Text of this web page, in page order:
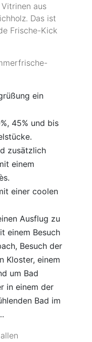
aus
Das ist
Frische-Kick
ein
45% und bis
zusätzlich
einem
einer coolen
Ausflug zu
einem Besuch
Besuch der
Kloster, einem
um Bad
in einem der
Bad im